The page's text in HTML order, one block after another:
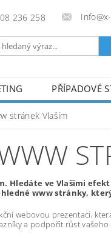
236 258
PŘÍPADOVÉ
stránek Vlašim
Hledáte ve Vlašimi
www stránky,
webovou prezentaci,
a podpořit růst